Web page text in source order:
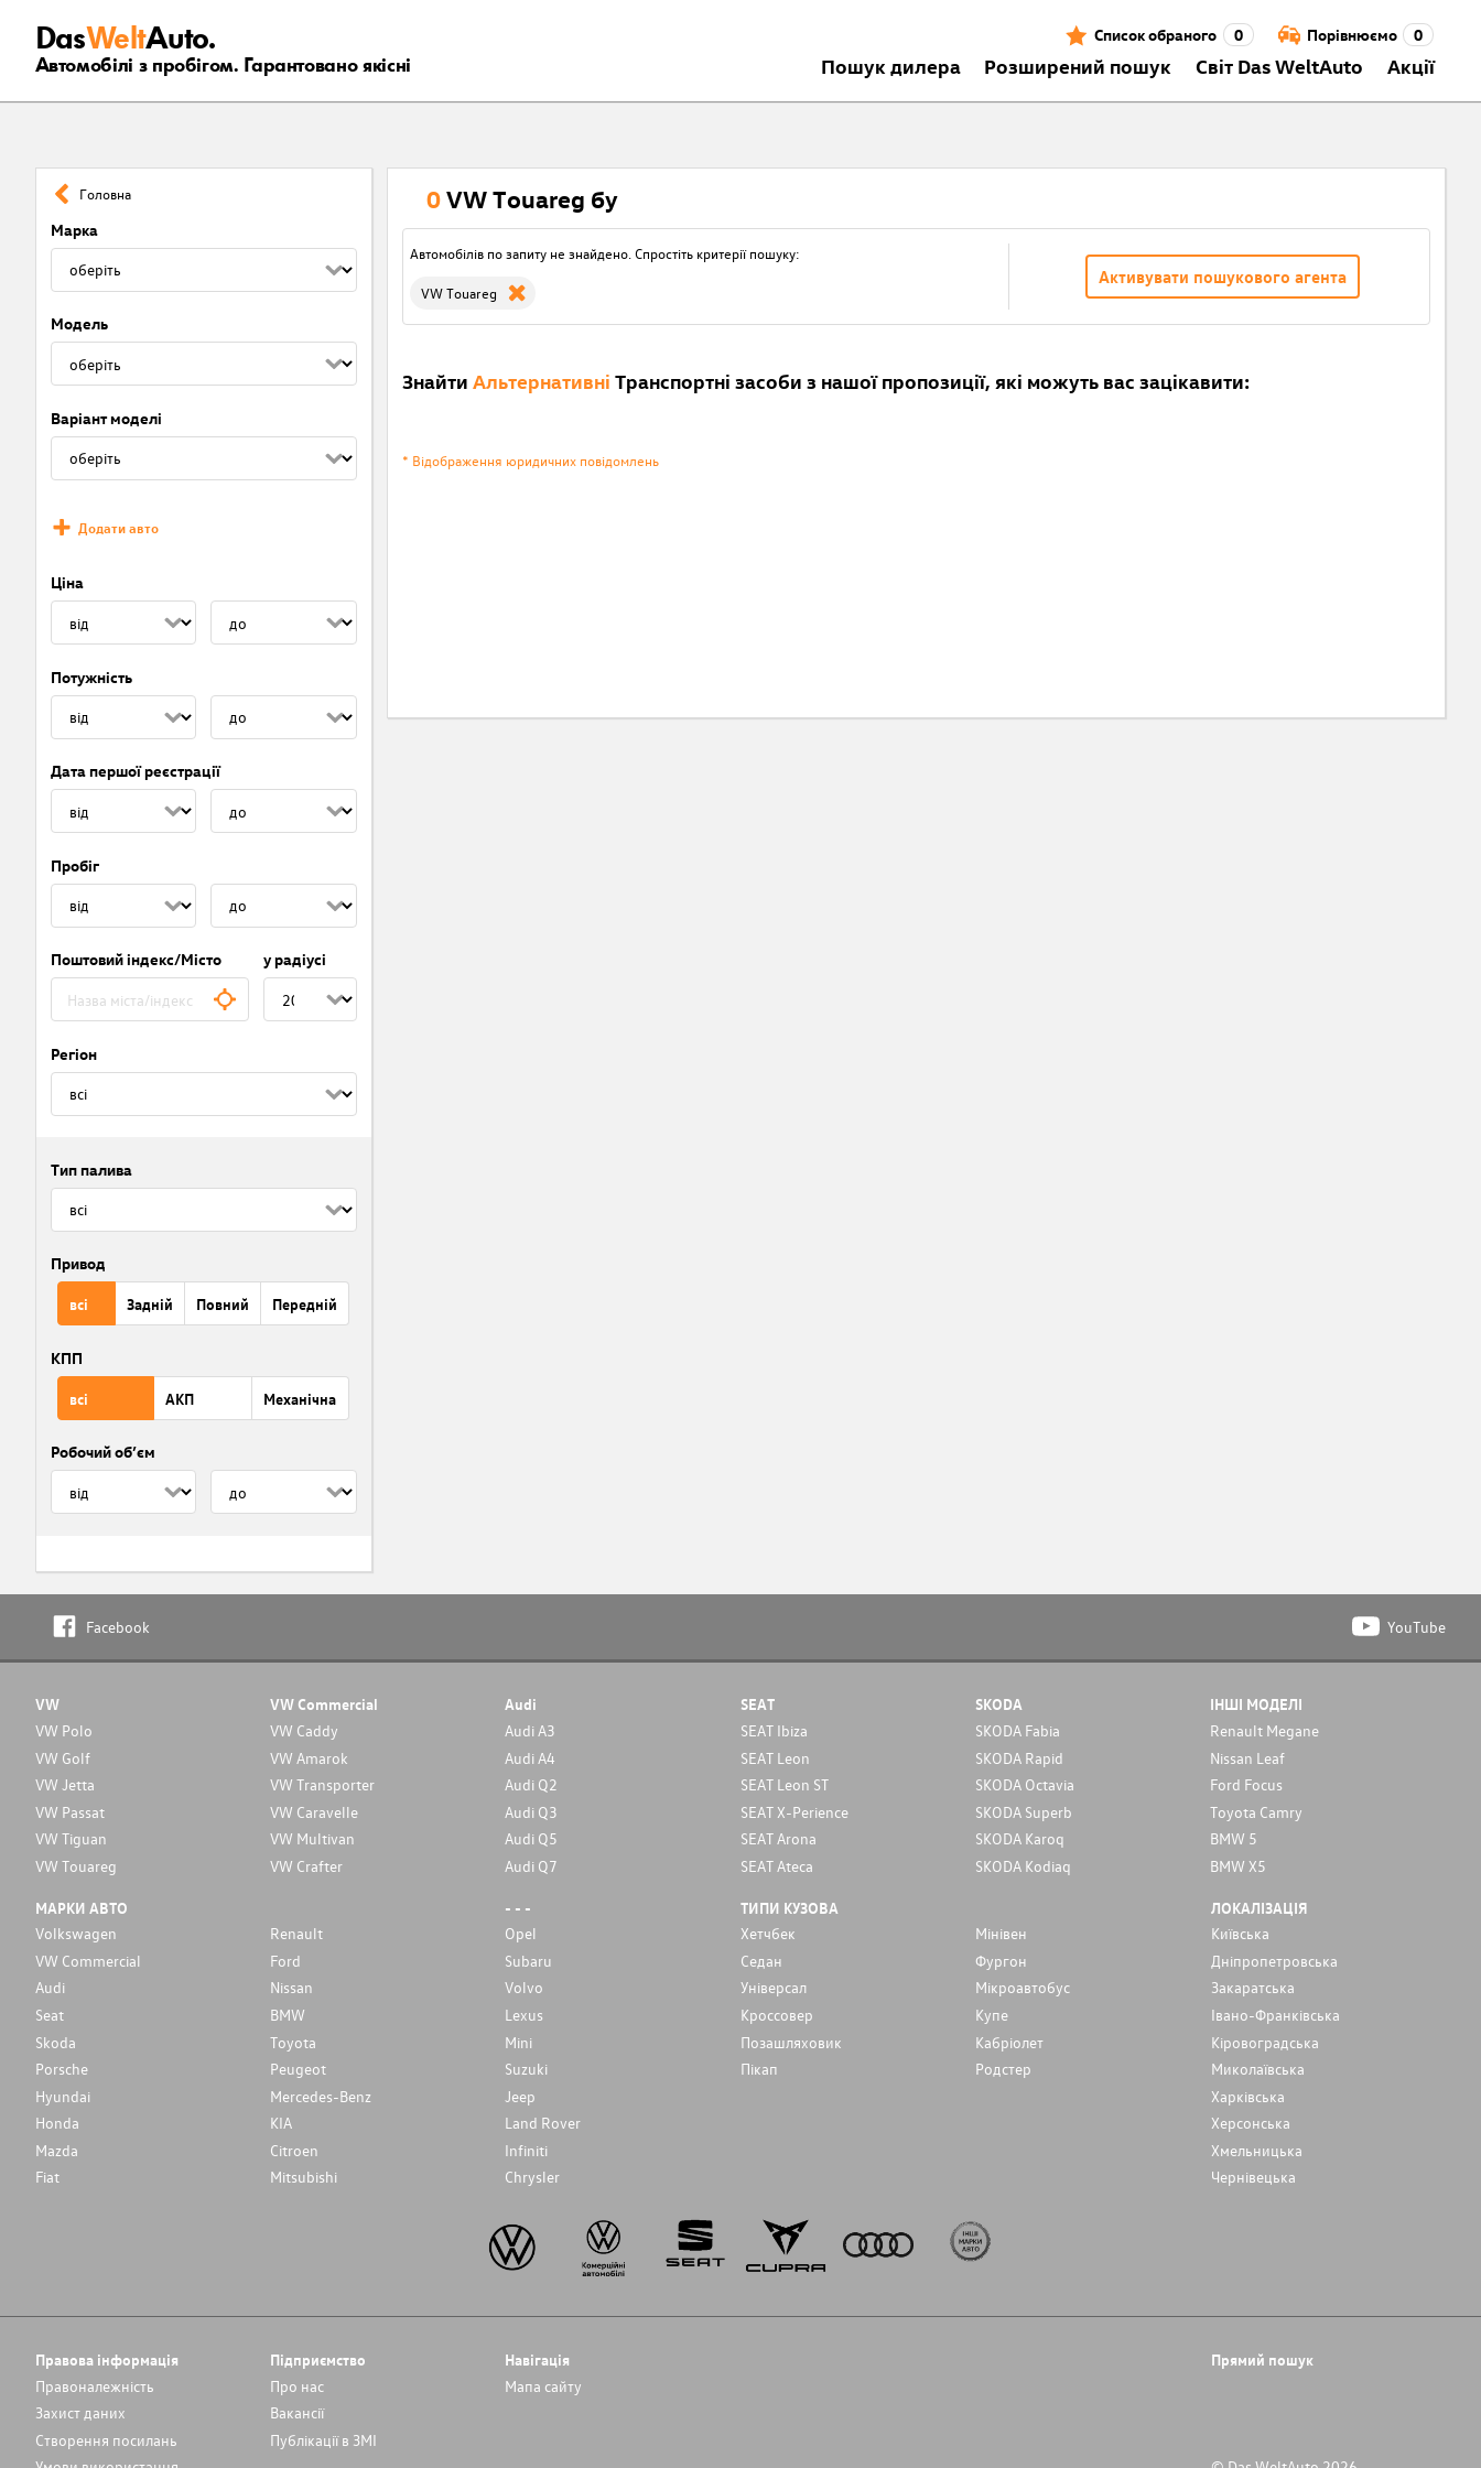
DasWeltAuto.
Автомобілі з пробігом. Гарантовано якісні
Список обраного 0 Порівнюємо 0
Пошук дилера Розширений пошук Світ Das WeltAuto Акції
Головна
Марка
Модель
Варіант моделі
Додати авто
Ціна
Потужність
Дата першої реєстрації
Пробіг
Поштовий індекс/Місто у радіусі
Регіон
Тип палива
Привод
всі Задній Повний Передній
КПП
всі АКП Механічна
Робочий об’єм
0VW Touareg бу
Автомобілів по запиту не знайдено. Спростіть критерії пошуку:
VW Touareg
Активувати пошукового агента
Знайти Альтернативні Транспортні засоби з нашої пропозиції, які можуть вас зацікавити:
* Відображення юридичних повідомлень
Facebook YouTube
VW
VW Polo
VW Golf
VW Jetta
VW Passat
VW Tiguan
VW Touareg
VW Commercial
VW Caddy
VW Amarok
VW Transporter
VW Caravelle
VW Multivan
VW Crafter
Audi
Audi A3
Audi A4
Audi Q2
Audi Q3
Audi Q5
Audi Q7
SEAT
SEAT Ibiza
SEAT Leon
SEAT Leon ST
SEAT X-Perience
SEAT Arona
SEAT Ateca
SKODA
SKODA Fabia
SKODA Rapid
SKODA Octavia
SKODA Superb
SKODA Karoq
SKODA Kodiaq
ІНШІ МОДЕЛІ
Renault Megane
Nissan Leaf
Ford Focus
Toyota Camry
BMW 5
BMW X5
МАРКИ АВТО
Volkswagen
Renault
VW Commercial
Ford
Audi
Nissan
Seat
BMW
Skoda
Toyota
Porsche
Peugeot
Hyundai
Mercedes-Benz
Honda
KIA
Mazda
Citroen
Fiat
Mitsubishi
- - -
Opel
Subaru
Volvo
Lexus
Mini
Suzuki
Jeep
Land Rover
Infiniti
Chrysler
ТИПИ КУЗОВА
Хетчбек
Мінівен
Седан
Фургон
Унiверсал
Мікроавтобус
Кроссовер
Купе
Позашляховик
Кабріолет
Пікап
Родстер
ЛОКАЛІЗАЦІЯ
Київська
Дніпропетровська
Закаратська
Івано-Франківська
Кіровоградська
Миколаївська
Харківська
Херсонська
Хмельницька
Чернівецька
Правова інформація
Правоналежність
Захист даних
Cтворення посилань
Підприємство
Про нас
Вакансії
Публікації в ЗМІ
Навігація
Мапа сайту
Прямий пошук